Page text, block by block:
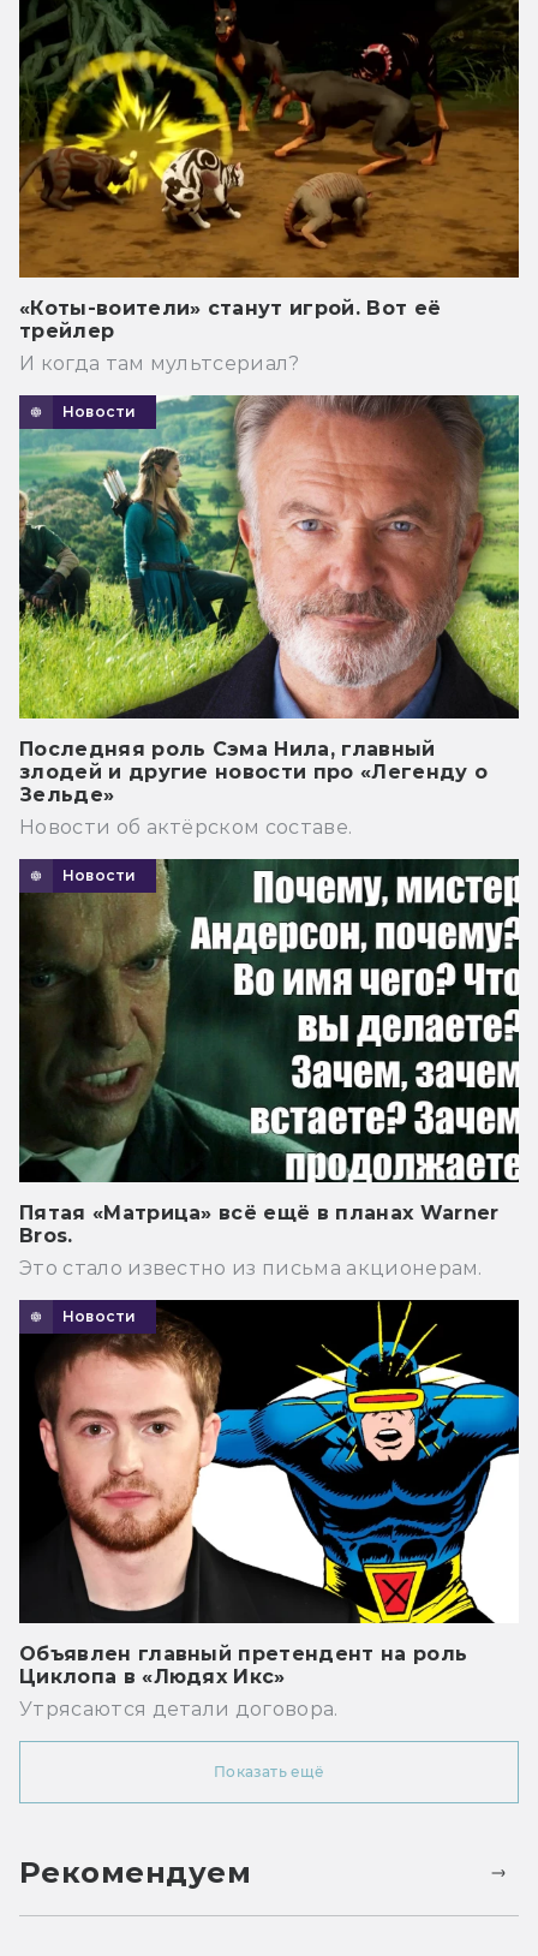
«Коты-воители» станут игрой. Вот её
трейлер
И когда там мультсериал?
Новости
Последняя роль Сэма Нила, главный
злодей и другие новости про «Легенду о
Зельде»
Новости об актёрском составе.
Новости
Пятая «Матрица» всё ещё в планах Warner
Bros.
Это стало известно из письма акционерам.
Новости
Объявлен главный претендент на роль
Циклопа в «Людях Икс»
Утрясаются детали договора.
Показать ещё
Рекомендуем